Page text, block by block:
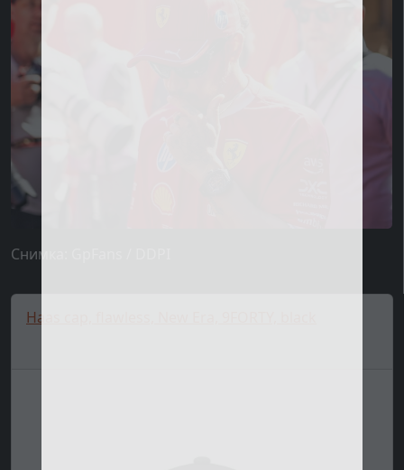
Снимка: GpFans / DDPI
Haas cap, flawless, New Era, 9FORTY, black